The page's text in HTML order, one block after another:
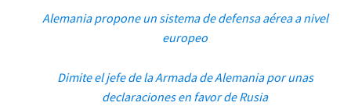
Alemania propone un sistema de defensa aérea a nivel
europeo
Dimite el jefe de la Armada de Alemania por unas
declaraciones en favor de Rusia